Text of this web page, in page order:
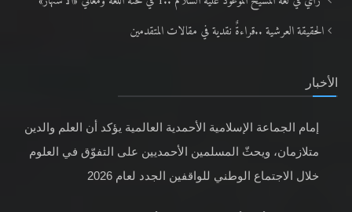
الحقيقة العرشية ..قراءةٌ نقدية في مقالات المتقدمين
الأخبار
إمام الجماعة الإسلامية الأحمدية العالمية يؤكد أن العلم والدين
متلازمان، ويحثّ المسلمين الأحمديين على التفوّق في العلوم
خلال الاجتماع الوطني للواقفين الجدد لعام 2026